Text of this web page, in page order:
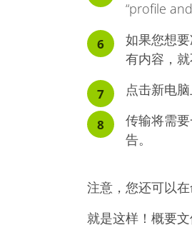
“profile
如果您想
有内容，就
点击新电脑
传输将需
告。
注意，您还可以
就是这样！概要